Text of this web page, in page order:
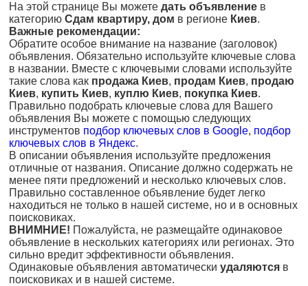
На этой странице Вы можете дать объявление в
категорию Сдам квартиру, дом в регионе Киев.
Важные рекомендации:
Обратите особое внимание на название (заголовок)
объявления. Обязательно используйте ключевые слова
в названии. Вместе с ключевыми словами используйте
такие слова как продажа Киев, продам Киев, продаю
Киев, купить Киев, куплю Киев, покупка Киев.
Правильно подобрать ключевые слова для Вашего
объявления Вы можете с помощью следующих
инструментов подбор ключевых слов в Google, подбор
ключевых слов в Яндекс.
В описании объявления используйте предложения
отличные от названия. Описание должно содержать не
менее пяти предложений и несколько ключевых слов.
Правильно составленное объявление будет легко
находиться не только в нашей системе, но и в основных
поисковиках.
ВНИМНИЕ! Пожалуйста, не размещайте одинаковое
объявление в нескольких категориях или регионах. Это
сильно вредит эффективности объявления.
Одинаковые объявления автоматически удаляются в
поисковиках и в нашей системе.